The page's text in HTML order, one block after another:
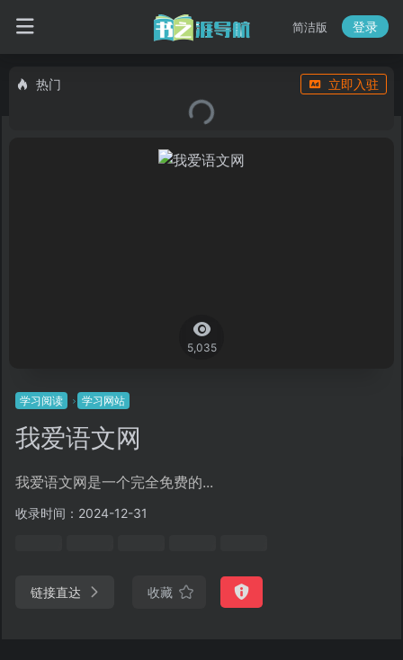
简洁版 登录
热门 立即入驻
5,035
学习阅读 学习网站
我爱语文网
我爱语文网是一个完全免费的...
收录时间：2024-12-31
链接直达 收藏